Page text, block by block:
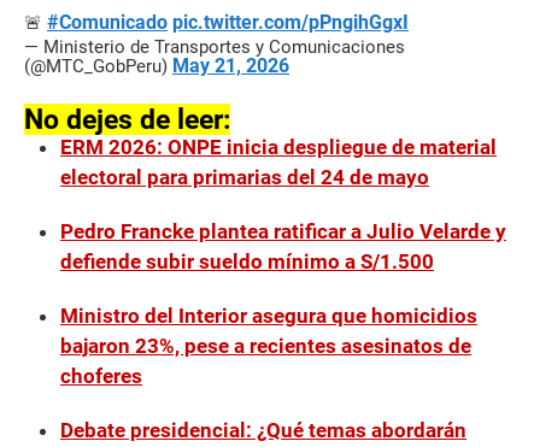
🚨 #Comunicado pic.twitter.com/pPngihGgxI
— Ministerio de Transportes y Comunicaciones
(@MTC_GobPeru) May 21, 2026
No dejes de leer:
ERM 2026: ONPE inicia despliegue de material
electoral para primarias del 24 de mayo
Pedro Francke plantea ratificar a Julio Velarde y
defiende subir sueldo mínimo a S/1.500
Ministro del Interior asegura que homicidios
bajaron 23%, pese a recientes asesinatos de
choferes
Debate presidencial: ¿Qué temas abordarán